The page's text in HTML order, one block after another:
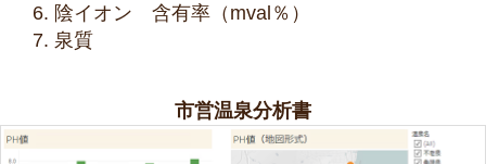
陰イオン 含有率（mval％）
泉質
市営温泉分析書